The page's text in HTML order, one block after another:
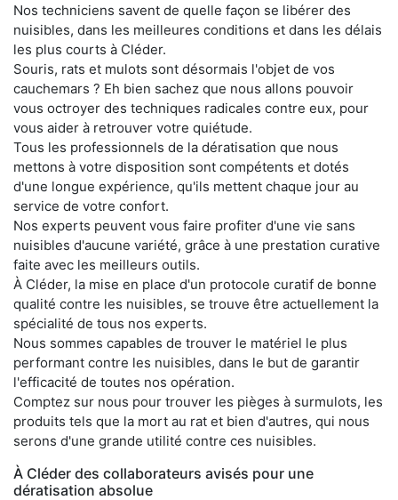
Nos techniciens savent de quelle façon se libérer des
nuisibles, dans les meilleures conditions et dans les délais
les plus courts à Cléder.
Souris, rats et mulots sont désormais l'objet de vos
cauchemars ? Eh bien sachez que nous allons pouvoir
vous octroyer des techniques radicales contre eux, pour
vous aider à retrouver votre quiétude.
Tous les professionnels de la dératisation que nous
mettons à votre disposition sont compétents et dotés
d'une longue expérience, qu'ils mettent chaque jour au
service de votre confort.
Nos experts peuvent vous faire profiter d'une vie sans
nuisibles d'aucune variété, grâce à une prestation curative
faite avec les meilleurs outils.
À Cléder, la mise en place d'un protocole curatif de bonne
qualité contre les nuisibles, se trouve être actuellement la
spécialité de tous nos experts.
Nous sommes capables de trouver le matériel le plus
performant contre les nuisibles, dans le but de garantir
l'efficacité de toutes nos opération.
Comptez sur nous pour trouver les pièges à surmulots, les
produits tels que la mort au rat et bien d'autres, qui nous
serons d'une grande utilité contre ces nuisibles.
À Cléder des collaborateurs avisés pour une
dératisation absolue